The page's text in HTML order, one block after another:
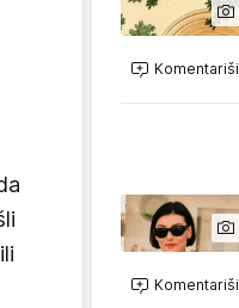
Komentariši
Komentariši